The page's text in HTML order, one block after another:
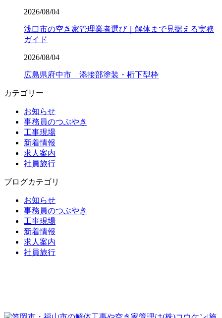
2026/08/04
浅口市の空き家管理業者選び｜解体まで見据える実務
ガイド
2026/08/04
広島県府中市 添接部塗装・桁下型枠
カテゴリー
お知らせ
事務員のつぶやき
工事現場
新着情報
求人案内
社員旅行
ブログカテゴリ
お知らせ
事務員のつぶやき
工事現場
新着情報
求人案内
社員旅行